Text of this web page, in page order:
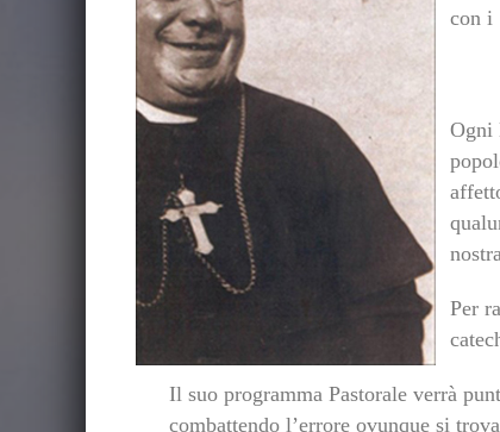
con i
Ogni
Per
Il suo programma Pastorale verrà
combattendo l’errore ovunque si